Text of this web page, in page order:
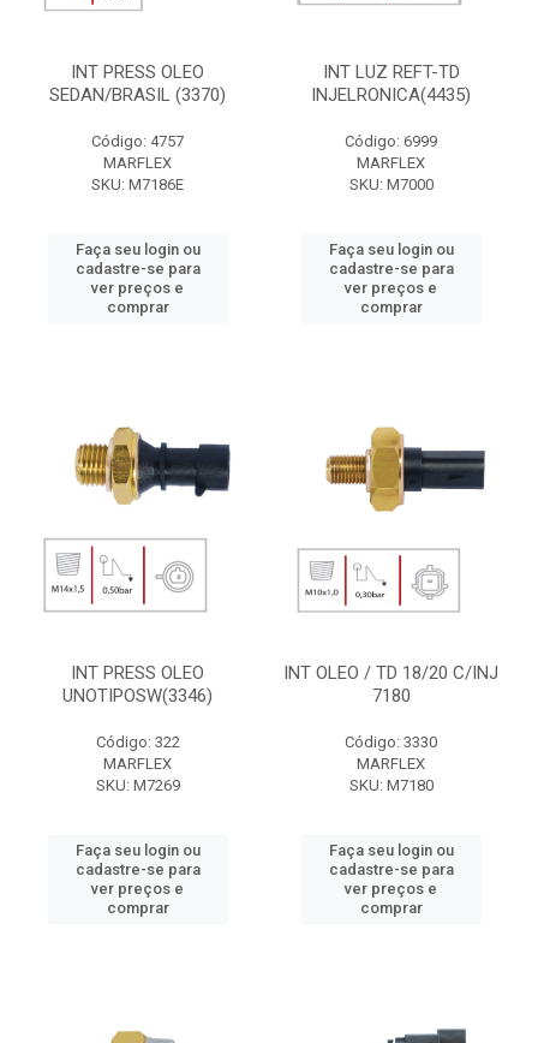
INT PRESS OLEO
SEDAN/BRASIL (3370)
Código: 4757
MARFLEX
SKU: M7186E
Faça seu login ou
cadastre-se para
ver preços e
comprar
INT LUZ REFT-TD
INJELRONICA(4435)
Código: 6999
MARFLEX
SKU: M7000
Faça seu login ou
cadastre-se para
ver preços e
comprar
INT PRESS OLEO
UNOTIPOSW(3346)
Código: 322
MARFLEX
SKU: M7269
Faça seu login ou
cadastre-se para
ver preços e
comprar
INT OLEO / TD 18/20 C/INJ
7180
Código: 3330
MARFLEX
SKU: M7180
Faça seu login ou
cadastre-se para
ver preços e
comprar